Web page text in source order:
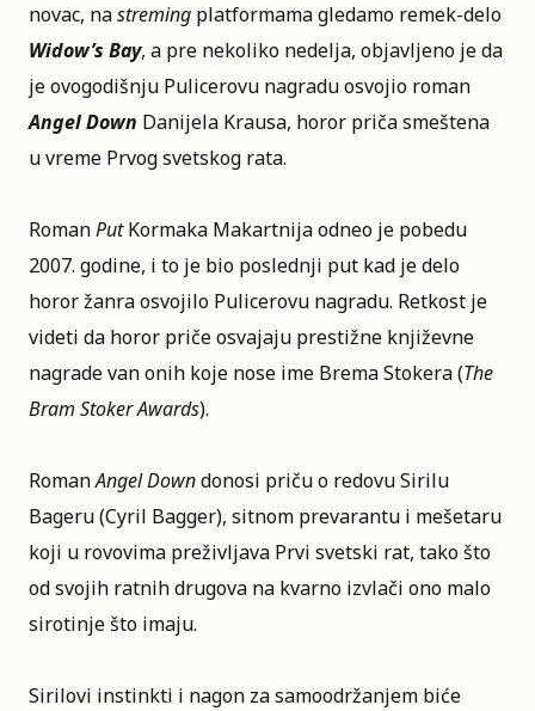
novac, nastreming platformama gledamo remek-delo
Widow’s Bay, a pre nekoliko nedelja, objavljeno je da
je ovogodišnju Pulicerovu nagradu osvojio roman
Angel Down Danijela Krausa, horor priča smeštena
u vreme Prvog svetskog rata.
RomanPutKormaka Makartnija odneo je pobedu
2007. godine, i to je bio poslednji put kad je delo
horor žanra osvojilo Pulicerovu nagradu. Retkost je
videti da horor priče osvajaju prestižne književne
nagrade van onih koje nose ime Brema Stokera (The
Bram Stoker Awards).
RomanAngel Downdonosi priču o redovu Sirilu
Bageru (Cyril Bagger), sitnom prevarantu i mešetaru
koji u rovovima preživljava Prvi svetski rat, tako što
od svojih ratnih drugova na kvarno izvlači ono malo
sirotinje što imaju.
Sirilovi instinkti i nagon za samoodržanjem biće